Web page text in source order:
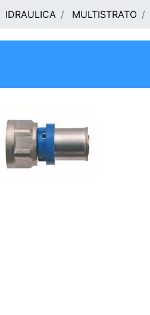
IDRAULICA MULTISTRATO